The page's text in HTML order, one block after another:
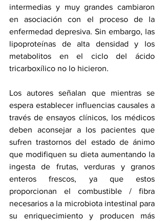
intermedias y muy grandes cambiaron
en asociación con el proceso de la
enfermedad depresiva. Sin embargo, las
lipoproteínas de alta densidad y los
metabolitos en el ciclo del ácido
tricarboxílico no lo hicieron.
Los autores señalan que mientras se
espera establecer influencias causales a
través de ensayos clínicos, los médicos
deben aconsejar a los pacientes que
sufren trastornos del estado de ánimo
que modifiquen su dieta aumentando la
ingesta de frutas, verduras y granos
enteros frescos, ya que estos
proporcionan el combustible / fibra
necesarios a la microbiota intestinal para
su enriquecimiento y producen más